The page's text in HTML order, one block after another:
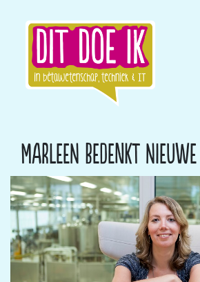
Marleen bedenkt